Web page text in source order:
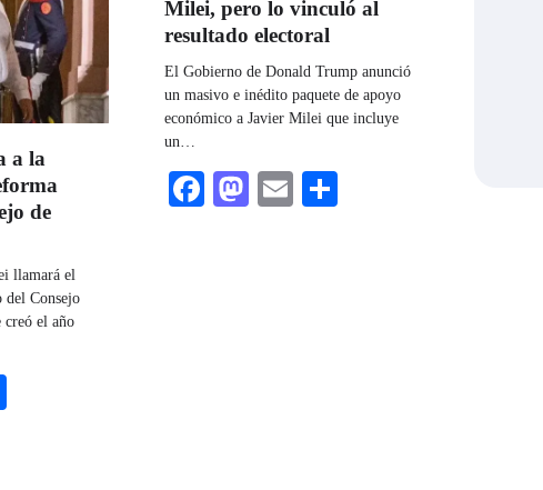
a la
de
llamará el
del Consejo
creó el año
Milei, pero lo vinculó al
resultado electoral
El Gobierno de Donald Trump anunció
un masivo e inédito paquete de apoyo
económico a Javier Milei que incluye
un…
Facebook
Mastodon
Email